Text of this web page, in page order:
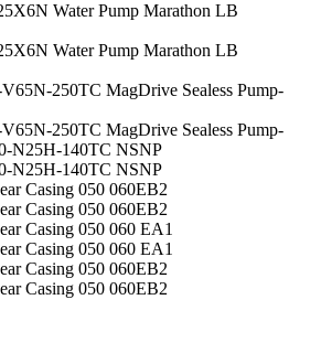
Water Pump Marathon LB
Water Pump Marathon LB
250TC MagDrive Sealess Pump-
250TC MagDrive Sealess Pump-
N25H-140TC NSNP
N25H-140TC NSNP
Casing 050 060EB2
Casing 050 060EB2
Casing 050 060 EA1
Casing 050 060 EA1
Casing 050 060EB2
Casing 050 060EB2